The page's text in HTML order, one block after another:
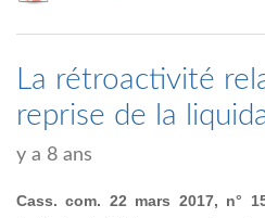
La rétroactivité
reprise de la
y a 8 ans
Cass. com. 22 mars 2017, n°